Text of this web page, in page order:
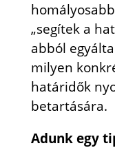
„segítek a
abból
milyen
határidők
betartására.
Adunk egy